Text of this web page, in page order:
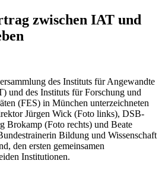
zwischen IAT und
des Instituts für Angewandte
und des Instituts für Forschung und
(FES) in München unterzeichneten
Jürgen Wick (Foto links), DSB-
Brokamp (Foto rechts) und Beate
Bildung und Wissenschaft
den ersten gemeinsamen
Institutionen.